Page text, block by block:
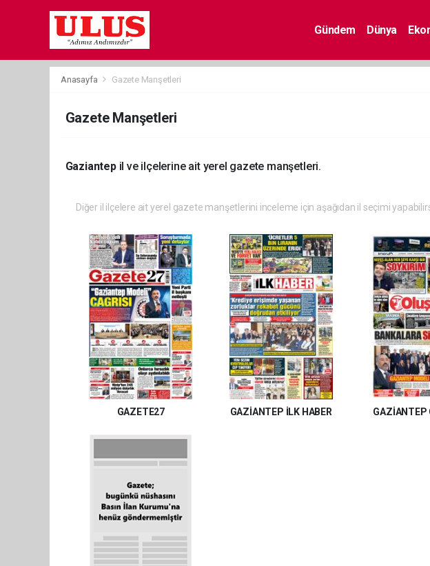
Gündem Dünya
Anasayfa Gazete Manşetleri
Gazete Manşetleri
Gaziantepil ve ilçelerine ait yerel gazete manşetleri.
Diğer il ilçelere ait yerel gazete manşetlerini inceleme için aşağıdan il seçimi
GAZETE27 GAZİANTEP İLK HABER GAZİANTEP